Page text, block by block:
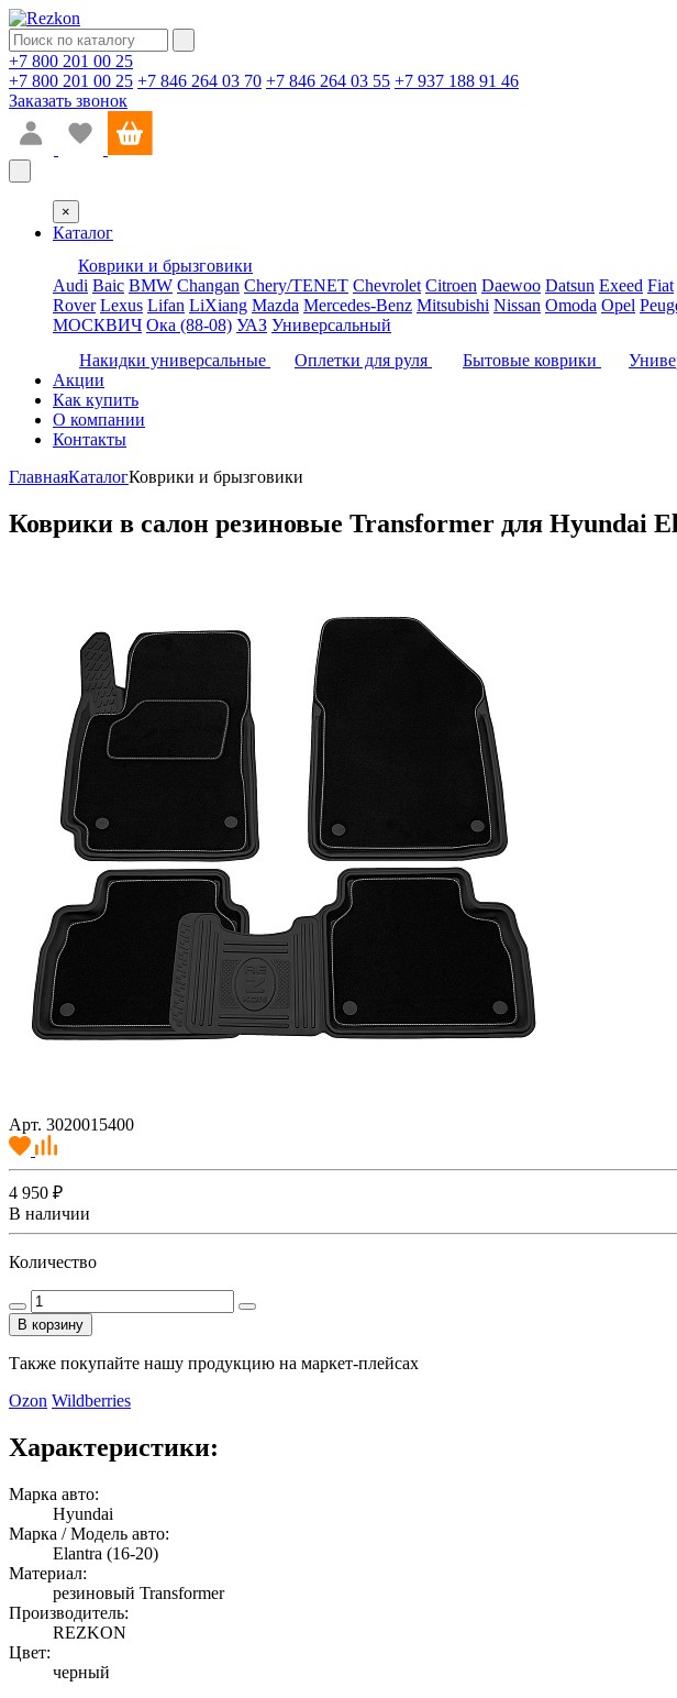
+7 800 201 00 25
+7 800 201 00 25 +7 846 264 03 70 +7 846 264 03 55 +7 937 188 91 46
Заказать звонок
×
Каталог
Коврики и брызговики
Audi Baic BMW Changan Chery/TENET Chevrolet Citroen Daewoo Datsun Exeed Fiat
Rover Lexus Lifan LiXiang Mazda Mercedes-Benz Mitsubishi Nissan Omoda Opel
МОСКВИЧ Ока (88-08) УАЗ Универсальный
Накидки универсальные
Оплетки для руля Бытовые коврики
Акции
Как купить
О компании
Контакты
ГлавнаяКаталогКоврики и брызговики
Коврики в салон резиновые Transformer для Hyundai
Арт. 3020015400
4 950 ₽
В наличии
Количество
В корзину
Также покупайте нашу продукцию на маркет-плейсах
Ozon Wildberries
Характеристики:
Марка авто:
Hyundai
Марка / Модель авто:
Elantra (16-20)
Материал:
резиновый Transformer
Производитель:
REZKON
Цвет:
черный